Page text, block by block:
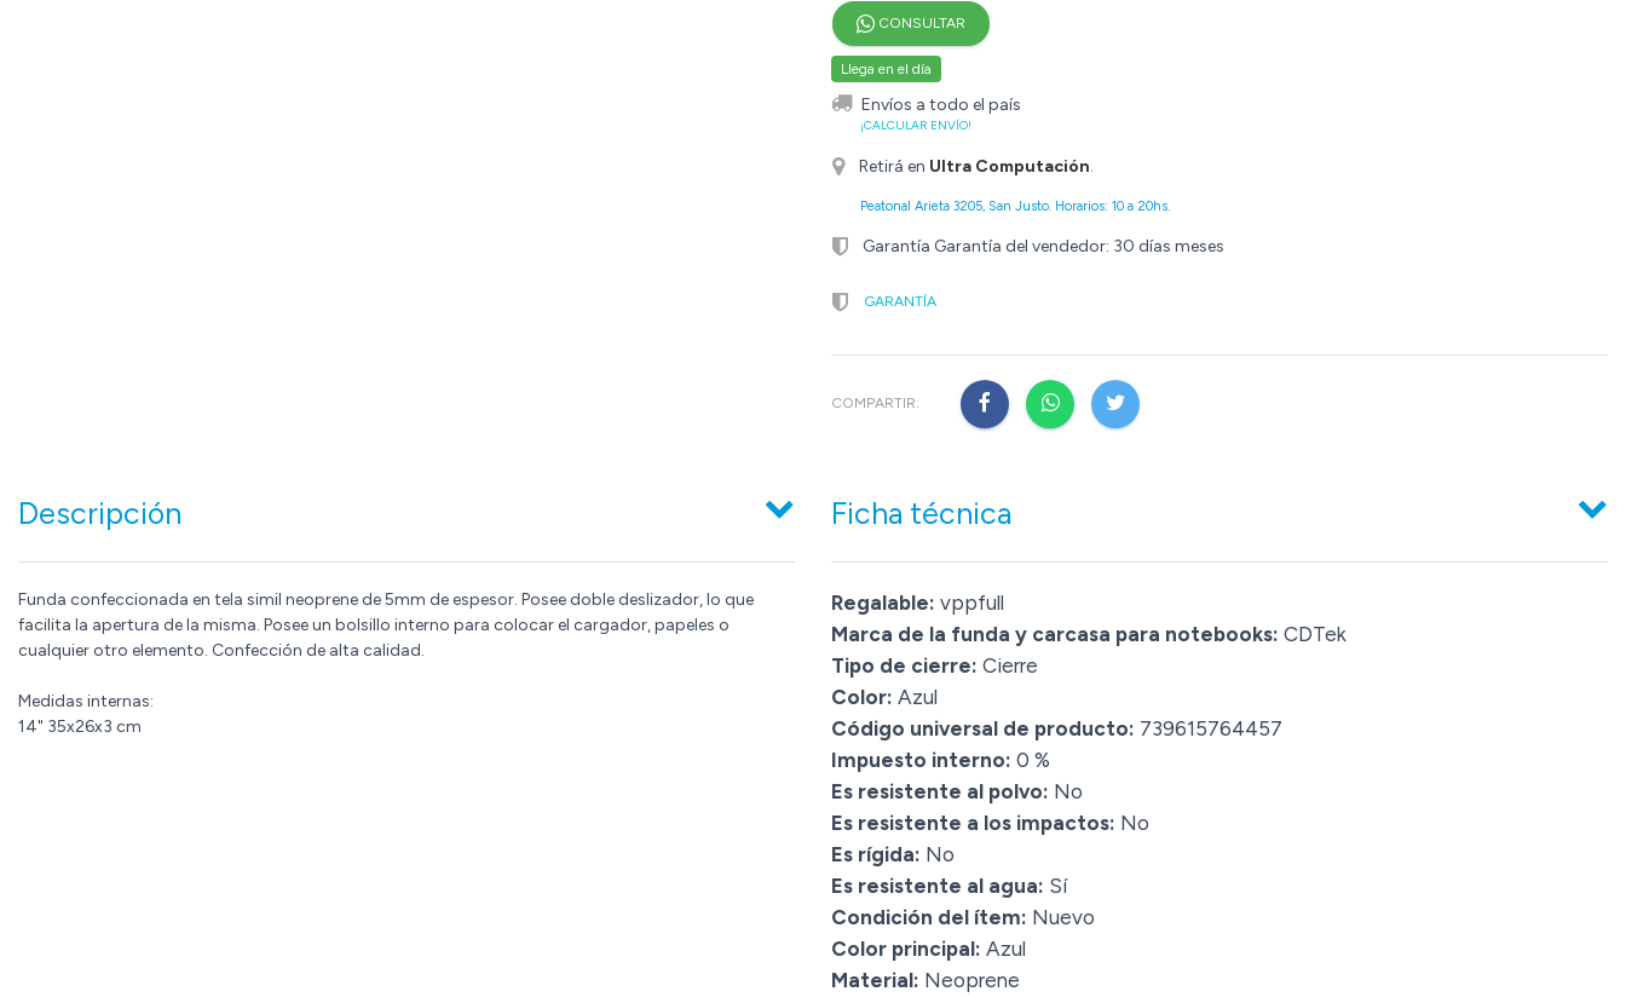
CONSULTAR
Llega en el día
Envíos a todo el país
¡CALCULAR ENVÍO!
Retirá en Ultra Computación.
Peatonal Arieta 3205, San Justo. Horarios: 10 a 20hs.
Garantía Garantía del vendedor: 30 días meses
GARANTÍA
COMPARTIR:
Descripción
Funda confeccionada en tela simil neoprene de 5mm de espesor. Posee doble deslizador, lo que
facilita la apertura de la misma. Posee un bolsillo interno para colocar el cargador, papeles o
cualquier otro elemento. Confección de alta calidad.
Medidas internas:
14" 35x26x3 cm
Ficha técnica
Regalable: vppfull
Marca de la funda y carcasa para notebooks: CDTek
Tipo de cierre: Cierre
Color: Azul
Código universal de producto: 739615764457
Impuesto interno: 0 %
Es resistente al polvo: No
Es resistente a los impactos: No
Es rígida: No
Es resistente al agua: Sí
Condición del ítem: Nuevo
Color principal: Azul
Material: Neoprene